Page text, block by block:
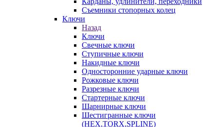
Съемники стопорных колец
Ключи
Назад
Ключи
Свечные ключи
Ступичные ключи
Накидные ключи
Односторонние ударные ключи
Рожковые ключи
Разрезные ключи
Стартерные ключи
Шарнирные ключи
Шестигранные ключи
(HEX,TORX,SPLINE)